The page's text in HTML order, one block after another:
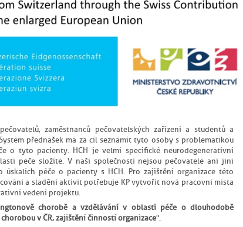
zaměstnanců pečovatelských zařízení a studentů a
přednášek má za cíl seznámit tyto osoby s problematikou
o tyto pacienty. HCH je velmi specifické neurodegenerativní
péče složité. V naší společnosti nejsou pečovatelé ani jiní
péče o pacienty s HCH. Pro zajištění organizace této
a sladění aktivit potřebuje KP vytvořit nová pracovní místa
vedení projektu.
chorobě a vzdělávání v oblasti péče o dlouhodobě
v ČR, zajištění činností organizace".